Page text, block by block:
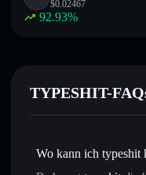
$0.02467
92.93%
TYPESHIT-
Wo kann ich typeshit